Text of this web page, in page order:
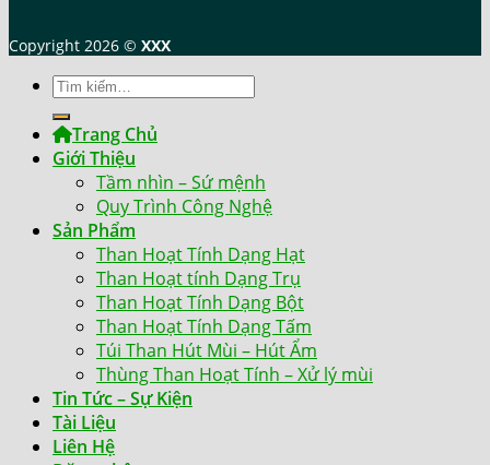
Copyright 2026 © XXX
Tìm
kiếm:
Trang Chủ
Giới Thiệu
Tầm nhìn – Sứ mệnh
Quy Trình Công Nghệ
Sản Phẩm
Than Hoạt Tính Dạng Hạt
Than Hoạt tính Dạng Trụ
Than Hoạt Tính Dạng Bột
Than Hoạt Tính Dạng Tấm
Túi Than Hút Mùi – Hút Ẩm
Thùng Than Hoạt Tính – Xử lý mùi
Tin Tức – Sự Kiện
Tài Liệu
Liên Hệ